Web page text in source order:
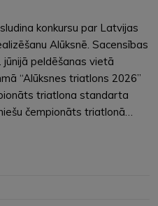
konkursu par Latvijas
Alūksnē. Sacensības
peldēšanas vietā
“Alūksnes triatlons 2026”
triatlona standarta
čempionāts triatlonā…